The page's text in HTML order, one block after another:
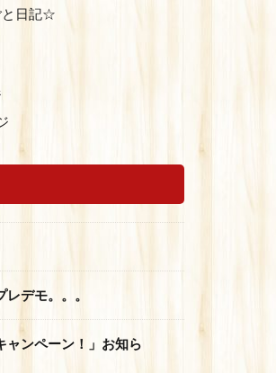
日記☆
レデモ。。。
ャンペーン！」お知ら